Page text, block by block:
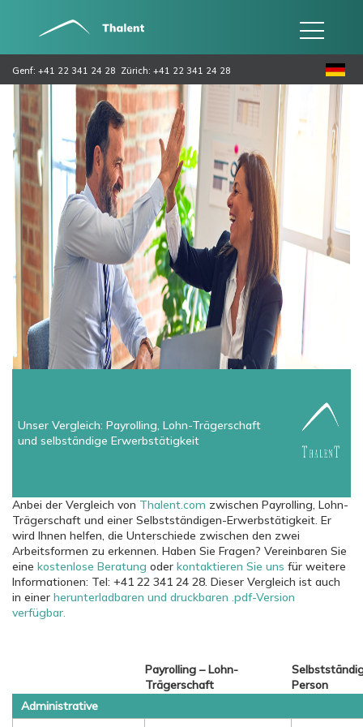
Genf: +41 22 341 24 28 Zürich: +41 22 341 24 28
Unser Vergleich: Payrolling, Lohn-Trägerschaft
und selbständige Erwerbstätigkeit
Anbei der Vergleich von Thalent.com zwischen Payrolling, Lohn-
Trägerschaft und einer Selbstständigen-Erwerbstätigkeit. Er
wird Ihnen helfen, die Unterschiede zwischen den zwei
Arbeitsformen zu erkennen. Haben Sie Fragen? Vereinbaren Sie
eine kostenlose Beratung oder kontaktieren Sie uns für weitere
Informationen: Tel: +41 22 341 24 28. Dieser Vergleich ist auch
in einer herunterladbaren und druckbaren .pdf-Version
verfügbar.
Payrolling – Lohn-
Trägerschaft
Person
Administrative